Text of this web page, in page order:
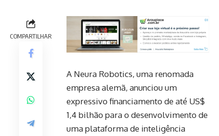
COMPARTILHAR
A Neura Robotics, uma renomada
empresa alemã, anunciou um
expressivo financiamento de até US$
1,4 bilhão para o desenvolvimento de
uma plataforma de inteligência